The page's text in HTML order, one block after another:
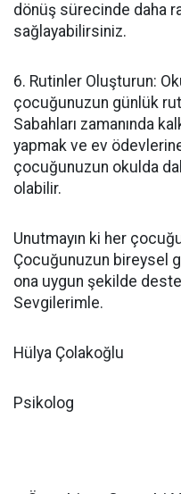
dönüş sürecinde daha
sağlayabilirsiniz.
6. Rutinler Oluşturun:
çocuğunuzun günlük
Sabahları zamanında
yapmak ve ev
çocuğunuzun okulda
olabilir.
Unutmayın ki her
Çocuğunuzun bireysel
ona uygun şekilde
Sevgilerimle.
Hülya Çolakoğlu
Psikolog